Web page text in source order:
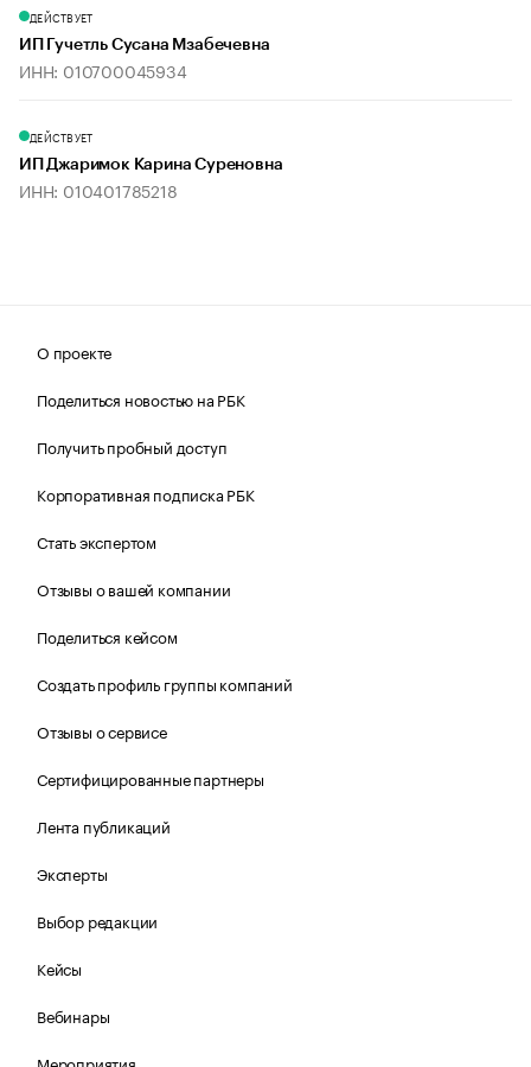
ДЕЙСТВУЕТ
ИП Гучетль Сусана Мзабечевна
ИНН: 010700045934
ДЕЙСТВУЕТ
ИП Джаримок Карина Суреновна
ИНН: 010401785218
О проекте
Поделиться новостью на РБК
Получить пробный доступ
Корпоративная подписка РБК
Стать экспертом
Отзывы о вашей компании
Поделиться кейсом
Создать профиль группы компаний
Отзывы о сервисе
Сертифицированные партнеры
Лента публикаций
Эксперты
Выбор редакции
Кейсы
Вебинары